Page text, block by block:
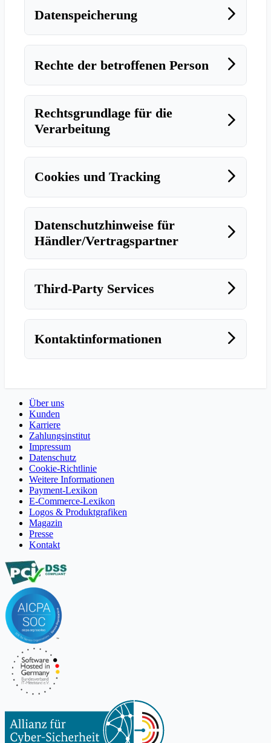
Datenspeicherung
Rechte der betroffenen Person
Rechtsgrundlage für die
Verarbeitung
Cookies und Tracking
Datenschutzhinweise für
Händler/Vertragspartner
Third-Party Services
Kontaktinformationen
Über uns
Kunden
Karriere
Zahlungsinstitut
Impressum
Datenschutz
Cookie-Richtlinie
Weitere Informationen
Payment-Lexikon
E-Commerce-Lexikon
Logos & Produktgrafiken
Magazin
Presse
Kontakt